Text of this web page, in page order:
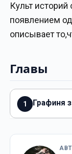
Культ
появлением
описывает
Главы
1 Графиня